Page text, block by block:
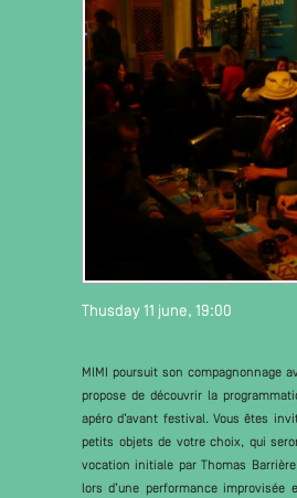
Thusday 11 june, 19:00
MIMI poursuit son compagnonnage
propose de découvrir la
apéro d’avant festival. Vous êtes
petits objets de votre choix, qui
vocation initiale par Thomas
lors d’une performance improvisée